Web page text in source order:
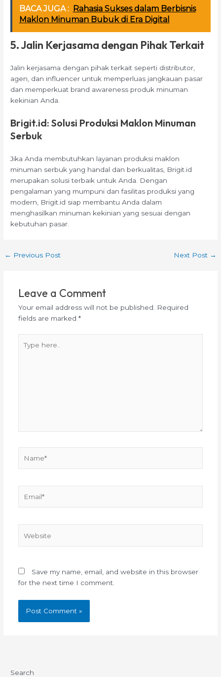
BACA JUGA : Rahasia Sukses dalam Berbisnis
Maklon Minuman Bubuk di Era Digital
5. Jalin Kerjasama dengan Pihak Terkait
Jalin kerjasama dengan pihak terkait seperti distributor,
agen, dan influencer untuk memperluas jangkauan pasar
dan memperkuat brand awareness produk minuman
kekinian Anda.
Brigit.id: Solusi Produksi Maklon Minuman
Serbuk
Jika Anda membutuhkan layanan produksi maklon
minuman serbuk yang handal dan berkualitas, Brigit.id
merupakan solusi terbaik untuk Anda. Dengan
pengalaman yang mumpuni dan fasilitas produksi yang
modern, Brigit.id siap membantu Anda dalam
menghasilkan minuman kekinian yang sesuai dengan
kebutuhan pasar.
← Previous Post Next Post →
Leave a Comment
Your email address will not be published.
Required
fields are marked *
here..
Save my name, email, and website in this browser
for the next time I comment.
Search